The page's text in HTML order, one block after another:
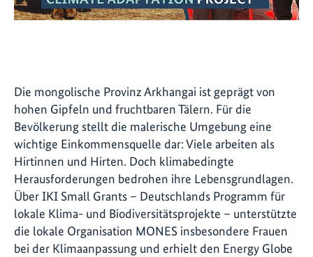
Die mongolische Provinz Arkhangai ist geprägt von
hohen Gipfeln und fruchtbaren Tälern. Für die
Bevölkerung stellt die malerische Umgebung eine
wichtige Einkommensquelle dar: Viele arbeiten als
Hirtinnen und Hirten. Doch klimabedingte
Herausforderungen bedrohen ihre Lebensgrundlagen.
Über IKI Small Grants – Deutschlands Programm für
lokale Klima- und Biodiversitätsprojekte – unterstützte
die lokale Organisation MONES insbesondere Frauen
bei der Klimaanpassung und erhielt den Energy Globe